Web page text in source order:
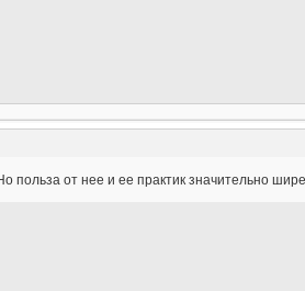
польза от нее и ее практик значительно